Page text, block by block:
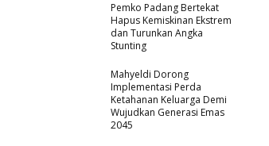
Pemko Padang Bertekat
Hapus Kemiskinan Ekstrem
dan Turunkan Angka
Stunting
Mahyeldi Dorong
Implementasi Perda
Ketahanan Keluarga Demi
Wujudkan Generasi Emas
2045